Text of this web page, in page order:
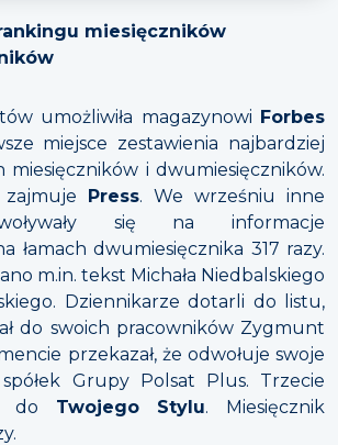
miesięczników
umożliwiła magazynowi Forbes
miejsce zestawienia najbardziej
miesięczników i dwumiesięczników.
Press. We wrześniu inne
się na informacje
łamach dwumiesięcznika 317 razy.
m.in. tekst Michała Niedbalskiego
Dziennikarze dotarli do listu,
do swoich pracowników Zygmunt
przekazał, że odwołuje swoje
Grupy Polsat Plus. Trzecie
do Twojego Stylu. Miesięcznik